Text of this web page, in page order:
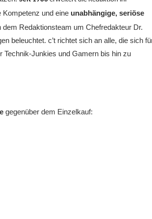
Kompetenz und eine unabhängige, seriöse
Redaktionsteam um Chefredakteur Dr.
beleuchtet. c’t richtet sich an alle, die sich
Technik-Junkies und Gamern bis hin zu
gegenüber dem Einzelkauf: